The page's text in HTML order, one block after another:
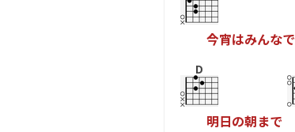
今宵はみんなで
D
明日の朝まで